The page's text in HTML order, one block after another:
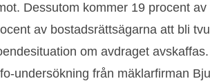
Dessutom kommer 19 procent
av bostadsrättsägarna att bli
om avdraget
undersökning från mäklarfirman